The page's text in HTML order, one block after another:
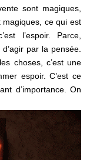
sont magiques,
ce qui est
l’espoir. Parce,
par la pensée.
choses, c’est une
espoir. C’est ce
d’importance. On